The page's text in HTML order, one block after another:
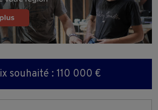
souhaité : 110 000 €